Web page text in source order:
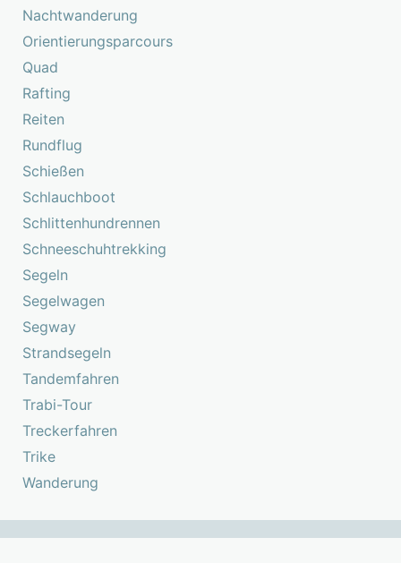
Nachtwanderung
Orientierungsparcours
Quad
Rafting
Reiten
Rundflug
Schießen
Schlauchboot
Schlittenhundrennen
Schneeschuhtrekking
Segeln
Segelwagen
Segway
Strandsegeln
Tandemfahren
Trabi-Tour
Treckerfahren
Trike
Wanderung